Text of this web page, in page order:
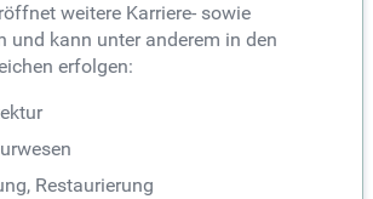
weitere Karriere- sowie
und kann unter anderem in den
erfolgen:
Restaurierung